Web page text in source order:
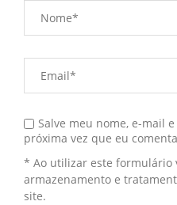
Salve meu nome, e-mail
próxima vez que eu
* Ao utilizar este formulário
armazenamento e
site.